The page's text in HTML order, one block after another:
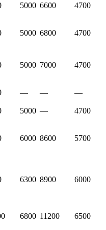
5000 6600 4700
5000 6800 4700
5000 7000 4700
— —
—
5000 —
4700
6000 8600 5700
6300 8900 6000
6800 11200 6500